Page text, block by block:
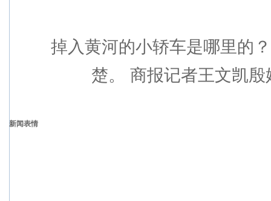
掉入黄河的小轿车是哪里的？
楚。 商报记者王文凯
新闻表情